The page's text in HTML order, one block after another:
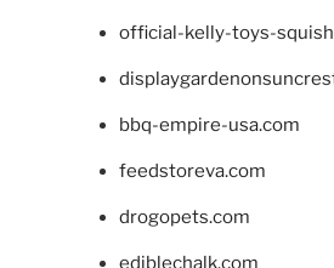
official-kelly-toys-
bbq-empire-usa.com
feedstoreva.com
drogopets.com
ediblechalk.com